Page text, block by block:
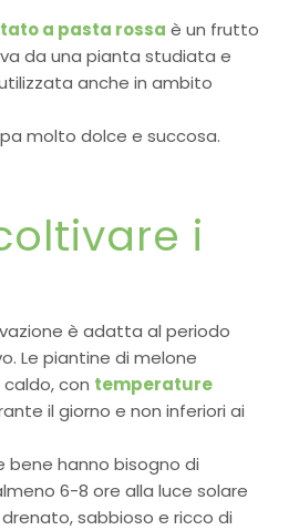
a pasta rossa è un frutto
da una pianta studiata e
anche in ambito
molto dolce e succosa.
i
è adatta al periodo
Le piantine di melone
con temperature
il giorno e non inferiori ai
bene hanno bisogno di
6-8 ore alla luce solare
sabbioso e ricco di